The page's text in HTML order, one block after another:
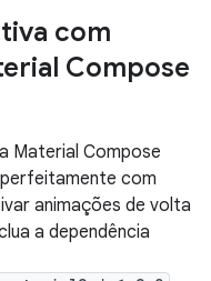
com
Compose
Material Compose
com
animações de volta
a dependência